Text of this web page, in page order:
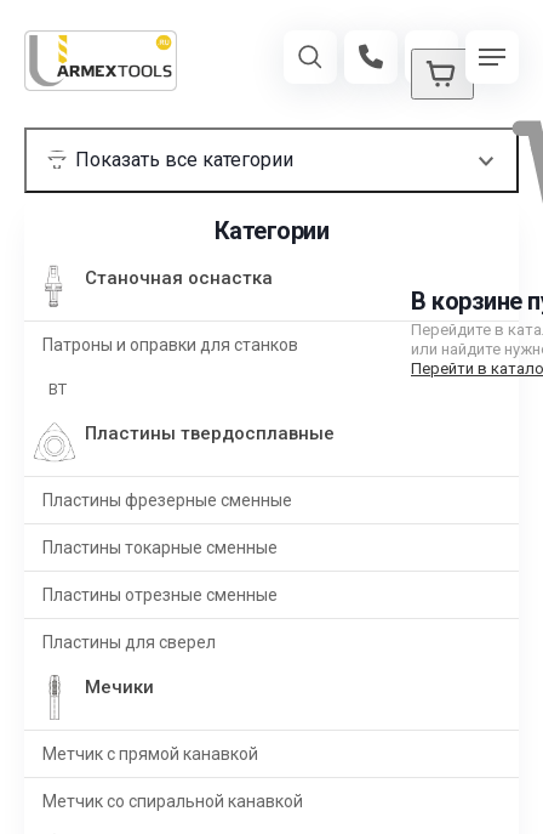
В корзине
Перейдите в
или найдите
Перейти в
Категории
Станочная оснастка
Патроны и оправки для станков
BT
Пластины твердосплавные
Пластины фрезерные сменные
Пластины токарные сменные
Пластины отрезные сменные
Пластины для сверел
Мечики
Метчик с прямой канавкой
Метчик со спиральной канавкой